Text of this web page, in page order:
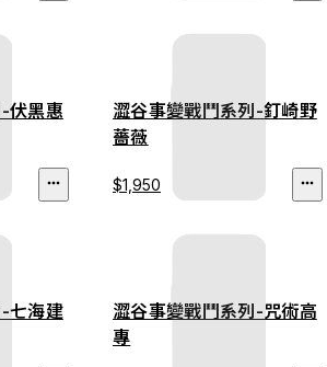
伏黑惠
澀谷事變戰鬥系列-釘崎野
薔薇
$1,950
七海建
澀谷事變戰鬥系列-咒術高
專